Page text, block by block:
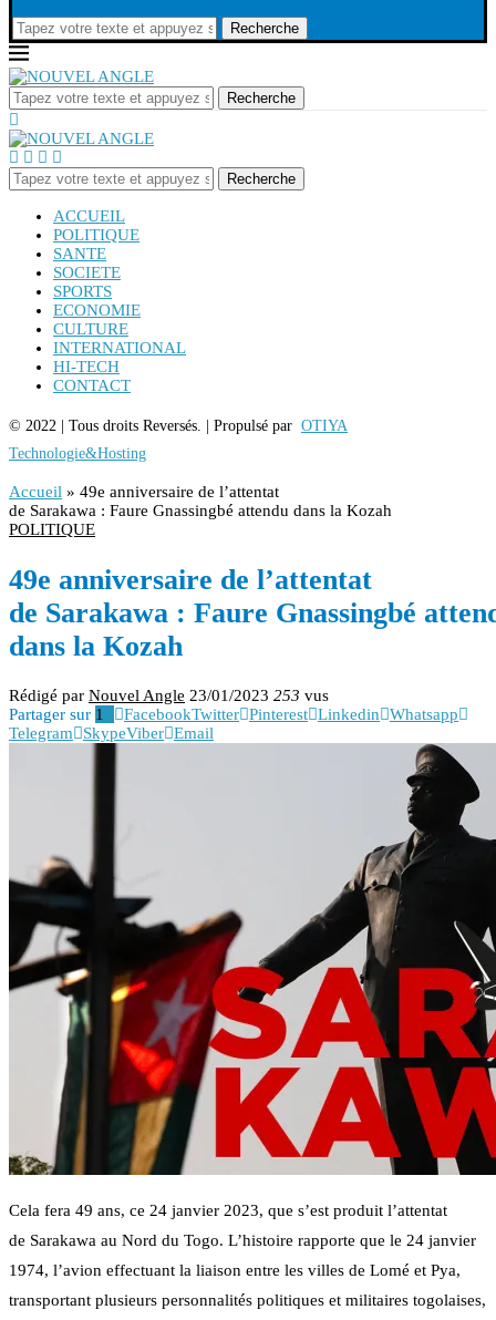
Recherche
Recherche
Recherche
ACCUEIL
POLITIQUE
SANTE
SOCIETE
SPORTS
ECONOMIE
CULTURE
INTERNATIONAL
HI-TECH
CONTACT
© 2022 | Tous droits Reversés. | Propulsé par OTIYA
Technologie&Hosting
Accueil » 49e anniversaire de l’attentat
de Sarakawa : Faure Gnassingbé attendu dans la Kozah
POLITIQUE
49e anniversaire de l’attentat
de Sarakawa : Faure Gnassingbé
dans la Kozah
Rédigé par Nouvel Angle 23/01/2023 253 vus
Partager sur 1 FacebookTwitter Pinterest Linkedin
Whatsapp
Telegram
SkypeViber Email
Cela fera 49 ans, ce 24 janvier 2023, que s’est produit l’attentat
de Sarakawa au Nord du Togo. L’histoire rapporte que le 24 janvier
1974, l’avion effectuant la liaison entre les villes de Lomé et Pya,
transportant plusieurs personnalités politiques et militaires togolaises,